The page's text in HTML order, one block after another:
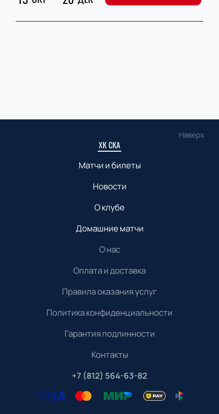
Наверх
ХК СКА
Матчи и билеты
Новости
О клубе
Домашние матчи
О нас
Оплата и доставка
Правила оказания услуг
Политика конфиденциальности
Гарантия подлинности
Контакты
+7 (812) 564-63-82